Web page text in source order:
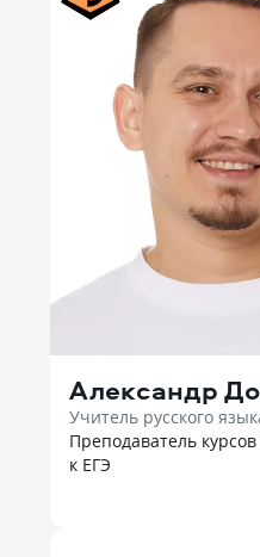
Александр
Учитель русского
Преподаватель
к ЕГЭ